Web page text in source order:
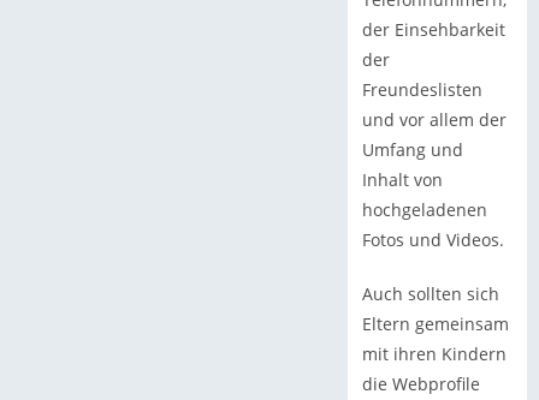
der Einsehbarkeit
der
Freundeslisten
und vor allem der
Umfang und
Inhalt von
hochgeladenen
Fotos und Videos.
Auch sollten sich
Eltern gemeinsam
mit ihren Kindern
die Webprofile